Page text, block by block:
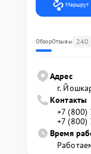
Маршрут
ОбзорОтзывы 240
Адрес
г.
Контакты
+7
+7
Время